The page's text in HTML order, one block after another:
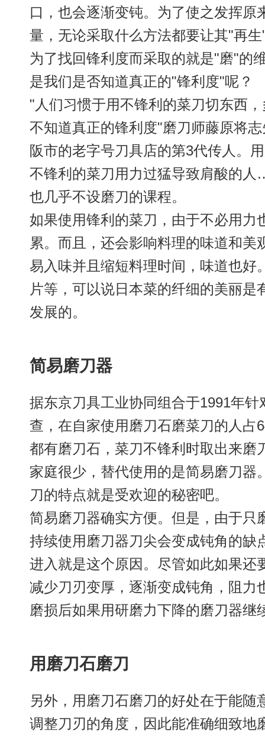
口，也会逐渐变钝。为了使之发挥原
量，无论采取什么方法都要让其"再
为了找回锋利度而采取的就是"磨"的
是我们是否知道真正的"锋利度"呢？
"人们习惯于用不锋利的菜刀切东西
不知道真正的锋利度"磨刀师藤原将
阪市的老字号刀具店的第3代传人。
不锋利的菜刀用力过猛导致肩酸的
也几乎不设磨刀的课程。
如果使用锋利的菜刀，由于不必用力
累。而且，还会影响料理的味道和美
易入味并且缩短料理时间，味道也好
片等，可以说日本菜的纤细的美丽是
发展的。
简易磨刀器
据东京刀具工业协同组合于1991年
查，在自家使用磨刀石磨菜刀的人占
都有磨刀石，菜刀不锋利时取出来磨
家庭很少，替代使用的是简易磨刀器
刀的特点就是受欢迎的秘密吧。
简易磨刀器确实方便。但是，由于只
持续使用磨刀器刀尖会变成钝角的缺
进入就是这个原因。尽管如此如果还
减少刀刃变厚，逐渐变成钝角，阻力
磨损后如果用研磨力下降的磨刀器继
用磨刀石磨刀
另外，用磨刀石磨刀的好处在于能随
调整刀刃的角度，因此能准确细致地